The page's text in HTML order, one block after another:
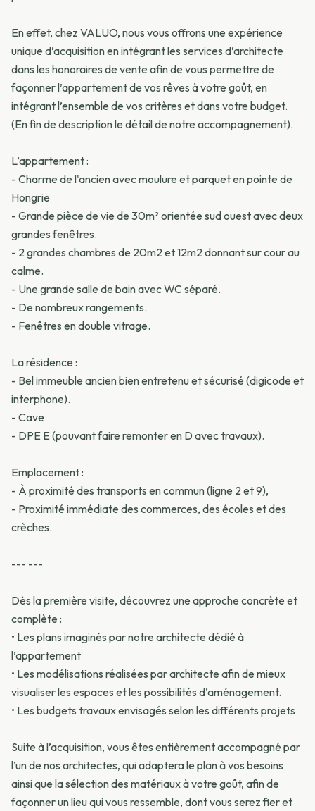
En effet, chez VALUO, nous vous offrons une expérience
unique d’acquisition en intégrant les services d’architecte
dans les honoraires de vente afin de vous permettre de
façonner l’appartement de vos rêves à votre goût, en
intégrant l’ensemble de vos critères et dans votre budget.
(En fin de description le détail de notre accompagnement).
L’appartement :
- Charme de l'ancien avec moulure et parquet en pointe de
Hongrie
- Grande pièce de vie de 30m² orientée sud ouest avec deux
grandes fenêtres.
- 2 grandes chambres de 20m2 et 12m2 donnant sur cour au
calme.
- Une grande salle de bain avec WC séparé.
- De nombreux rangements.
- Fenêtres en double vitrage.
La résidence :
- Bel immeuble ancien bien entretenu et sécurisé (digicode et
interphone).
- Cave
- DPE E (pouvant faire remonter en D avec travaux).
Emplacement :
- À proximité des transports en commun (ligne 2 et 9),
- Proximité immédiate des commerces, des écoles et des
crèches.
--- ---
Dès la première visite, découvrez une approche concrète et
complète :
•⁠ ⁠Les plans imaginés par notre architecte dédié à
l’appartement
•⁠ ⁠Les modélisations réalisées par architecte afin de mieux
visualiser les espaces et les possibilités d’aménagement.
•⁠ ⁠Les budgets travaux envisagés selon les différents projets
Suite à l’acquisition, vous êtes entièrement accompagné par
l’un de nos architectes, qui adaptera le plan à vos besoins
ainsi que la sélection des matériaux à votre goût, afin de
façonner un lieu qui vous ressemble, dont vous serez fier et